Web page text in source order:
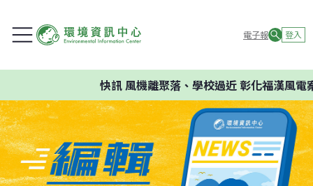
電子報 登入
快訊風機離聚落、學校過近 彰化福漢風電案